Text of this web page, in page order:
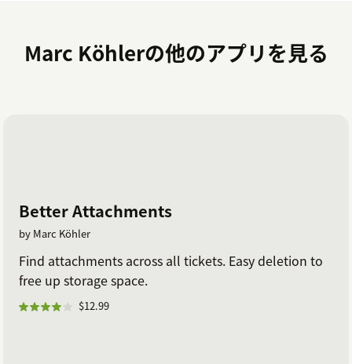
Marc Köhlerの他のアプリを見る
Better Attachments
by Marc Köhler
Find attachments across all tickets. Easy deletion to
free up storage space.
$12.99